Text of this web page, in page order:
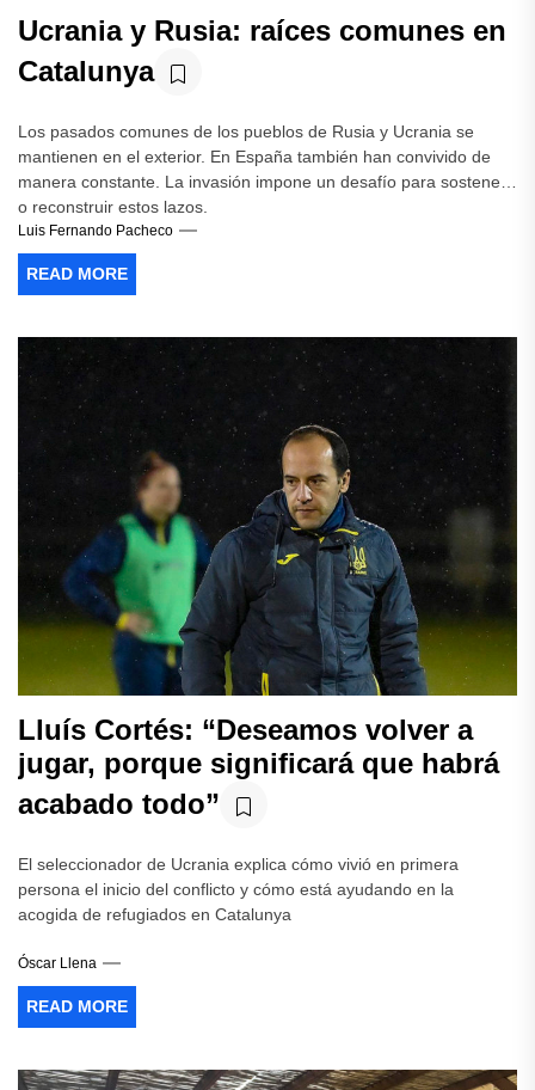
Ucrania y Rusia: raíces comunes en
Catalunya
Los pasados comunes de los pueblos de Rusia y Ucrania se
mantienen en el exterior. En España también han convivido de
manera constante. La invasión impone un desafío para sostener
o reconstruir estos lazos.
Luis Fernando Pacheco
READ MORE
Lluís Cortés: “Deseamos volver a
jugar, porque significará que habrá
acabado todo”
El seleccionador de Ucrania explica cómo vivió en primera
persona el inicio del conflicto y cómo está ayudando en la
acogida de refugiados en Catalunya
Óscar Llena
READ MORE